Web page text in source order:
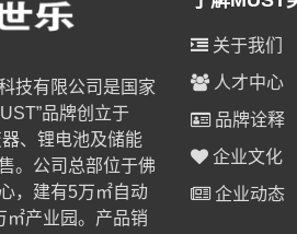
技有限公司是国家
品牌创立于
、锂电池及储能
。公司总部位于佛
，建有5万㎡自动
㎡产业园。产品销
关于我们
人才中心
品牌诠释
企业文化
企业动态